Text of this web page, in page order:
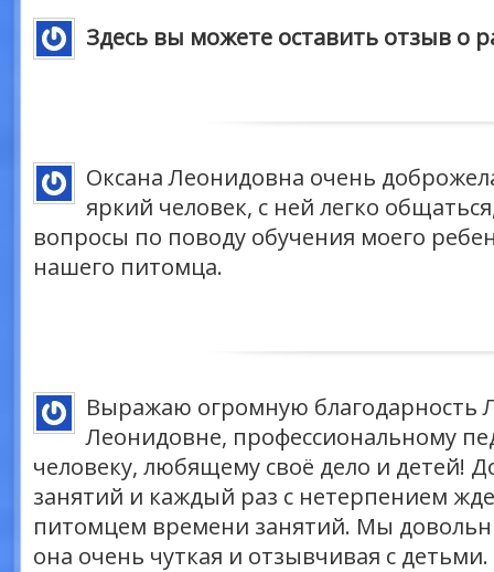
Здесь вы можете оставить отзыв о
Оксана Леонидовна очень
яркий человек, с ней легко
вопросы по поводу обучения моего
нашего питомца.
Выражаю огромную благодарность
Леонидовне, профессиональному
человеку, любящему своё дело и детей!
занятий и каждый раз с нетерпением
питомцем времени занятий. Мы
она очень чуткая и отзывчивая с